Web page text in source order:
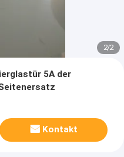
2/2
5A der
Kontakt